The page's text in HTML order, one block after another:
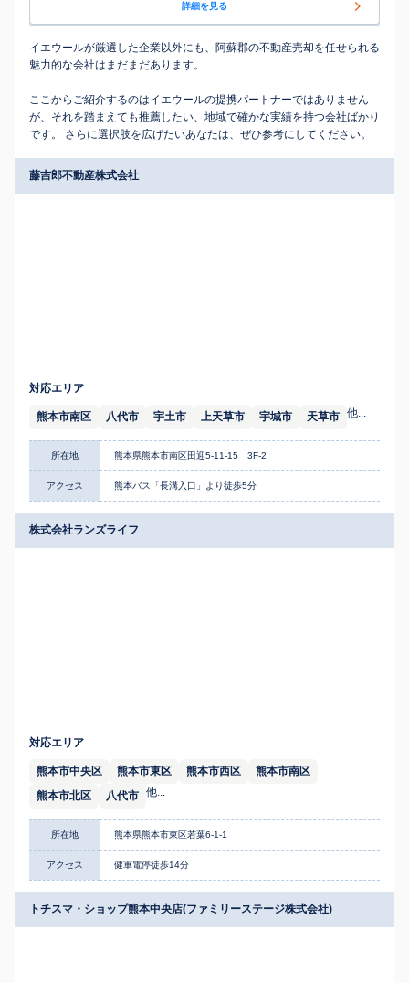
詳細を見る
イエウールが厳選した企業以外にも、阿蘇郡の不動産売却を任せられる
魅力的な会社はまだまだあります。
ここからご紹介するのはイエウールの提携パートナーではありません
が、それを踏まえても推薦したい、地域で確かな実績を持つ会社ばかり
です。 さらに選択肢を広げたいあなたは、ぜひ参考にしてください。
藤吉郎不動産株式会社
対応エリア
熊本市南区 八代市 宇土市 上天草市 宇城市 天草市 他...
所在地 熊本県熊本市南区田迎5-11-15 3F-2
アクセス 熊本バス「長溝入口」より徒歩5分
株式会社ランズライフ
対応エリア
熊本市中央区 熊本市東区 熊本市西区
熊本市南区
熊本市北区
八代市 他...
所在地 熊本県熊本市東区若葉6-1-1
アクセス 健軍電停徒歩14分
トチスマ・ショップ熊本中央店(ファミリーステージ株式会社)